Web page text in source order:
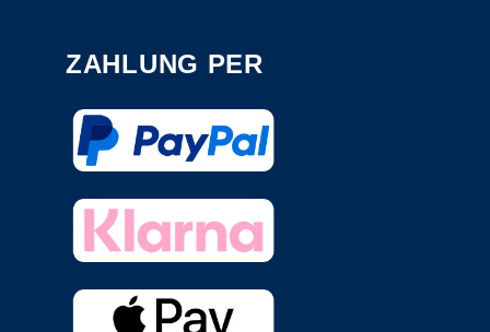
ZAHLUNG PER